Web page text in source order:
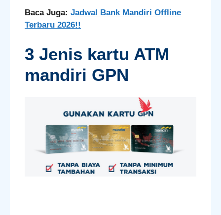
Baca Juga: Jadwal Bank Mandiri Offline
Terbaru 2026!!
3 Jenis kartu ATM
mandiri GPN